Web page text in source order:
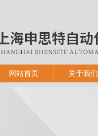
网站首页 关于我们